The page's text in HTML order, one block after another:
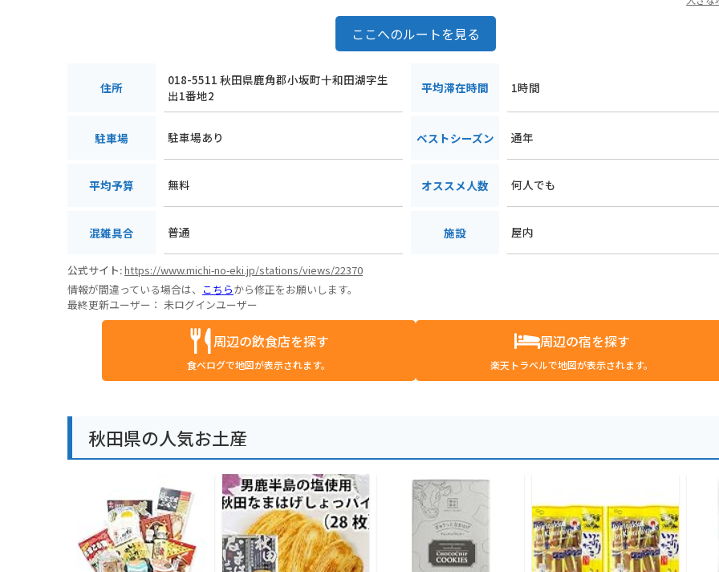
ここへのルートを見る
住所
018-5511 秋田県鹿角郡小坂町十和田湖字生
出1番地2
平均滞在時間 1時間
駐車場 駐車場あり ベストシーズン 通年
平均予算 無料 オススメ人数 何人でも
混雑具合 普通 施設 屋内
公式サイト:https://www.michi-no-eki.jp/stations/views/22370
情報が間違っている場合は、 こちらから修正をお願いします。
最終更新ユーザー： 未ログインユーザー
周辺の飲食店を探す
食べログで地図が表示されます。
周辺の宿を探す
楽天トラベルで地図が表示されます。
秋田県の人気お土産